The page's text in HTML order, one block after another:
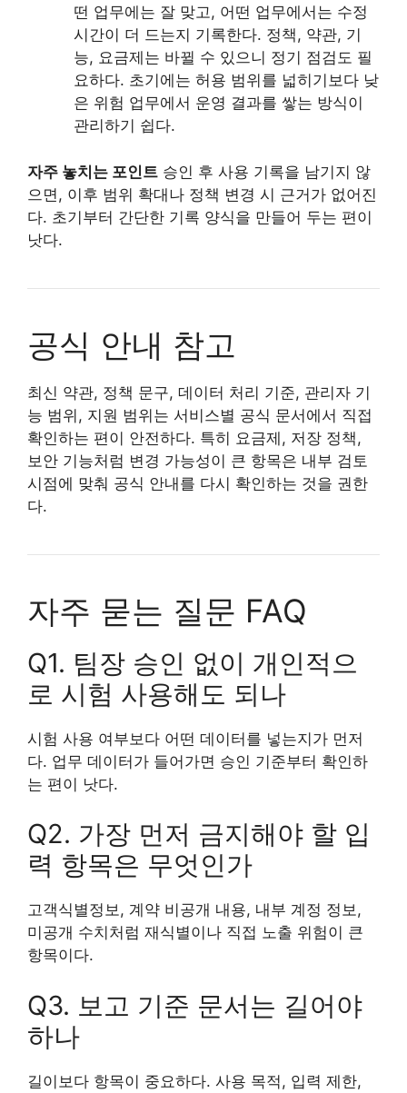
떤 업무에는 잘 맞고, 어떤 업무에서는 수정
시간이 더 드는지 기록한다. 정책, 약관, 기
능, 요금제는 바뀔 수 있으니 정기 점검도 필
요하다. 초기에는 허용 범위를 넓히기보다 낮
은 위험 업무에서 운영 결과를 쌓는 방식이
관리하기 쉽다.
자주 놓치는 포인트 승인 후 사용 기록을 남기지 않
으면, 이후 범위 확대나 정책 변경 시 근거가 없어진
다. 초기부터 간단한 기록 양식을 만들어 두는 편이
낫다.
공식 안내 참고
최신 약관, 정책 문구, 데이터 처리 기준, 관리자 기
능 범위, 지원 범위는 서비스별 공식 문서에서 직접
확인하는 편이 안전하다. 특히 요금제, 저장 정책,
보안 기능처럼 변경 가능성이 큰 항목은 내부 검토
시점에 맞춰 공식 안내를 다시 확인하는 것을 권한
다.
자주 묻는 질문 FAQ
Q1. 팀장 승인 없이 개인적으
로 시험 사용해도 되나
시험 사용 여부보다 어떤 데이터를 넣는지가 먼저
다. 업무 데이터가 들어가면 승인 기준부터 확인하
는 편이 낫다.
Q2. 가장 먼저 금지해야 할 입
력 항목은 무엇인가
고객식별정보, 계약 비공개 내용, 내부 계정 정보,
미공개 수치처럼 재식별이나 직접 노출 위험이 큰
항목이다.
Q3. 보고 기준 문서는 길어야
하나
길이보다 항목이 중요하다. 사용 목적, 입력 제한,